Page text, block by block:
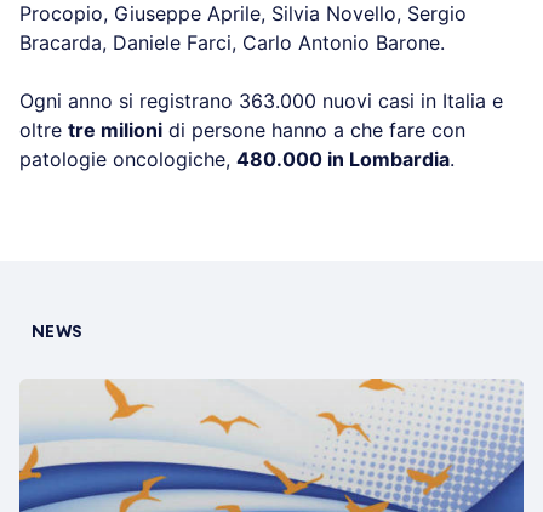
Procopio, Giuseppe Aprile, Silvia Novello, Sergio
Bracarda, Daniele Farci, Carlo Antonio Barone.
Ogni anno si registrano 363.000 nuovi casi in Italia e
oltre tre milioni di persone hanno a che fare con
patologie oncologiche, 480.000 in Lombardia.
NEWS